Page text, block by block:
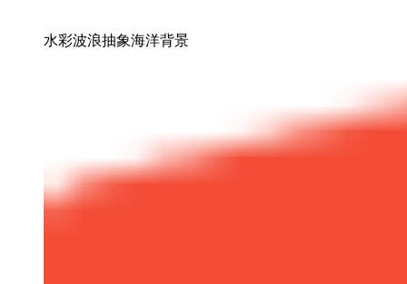
水彩波浪抽象海洋背景